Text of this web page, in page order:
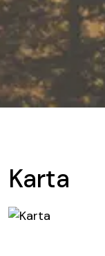
Karta